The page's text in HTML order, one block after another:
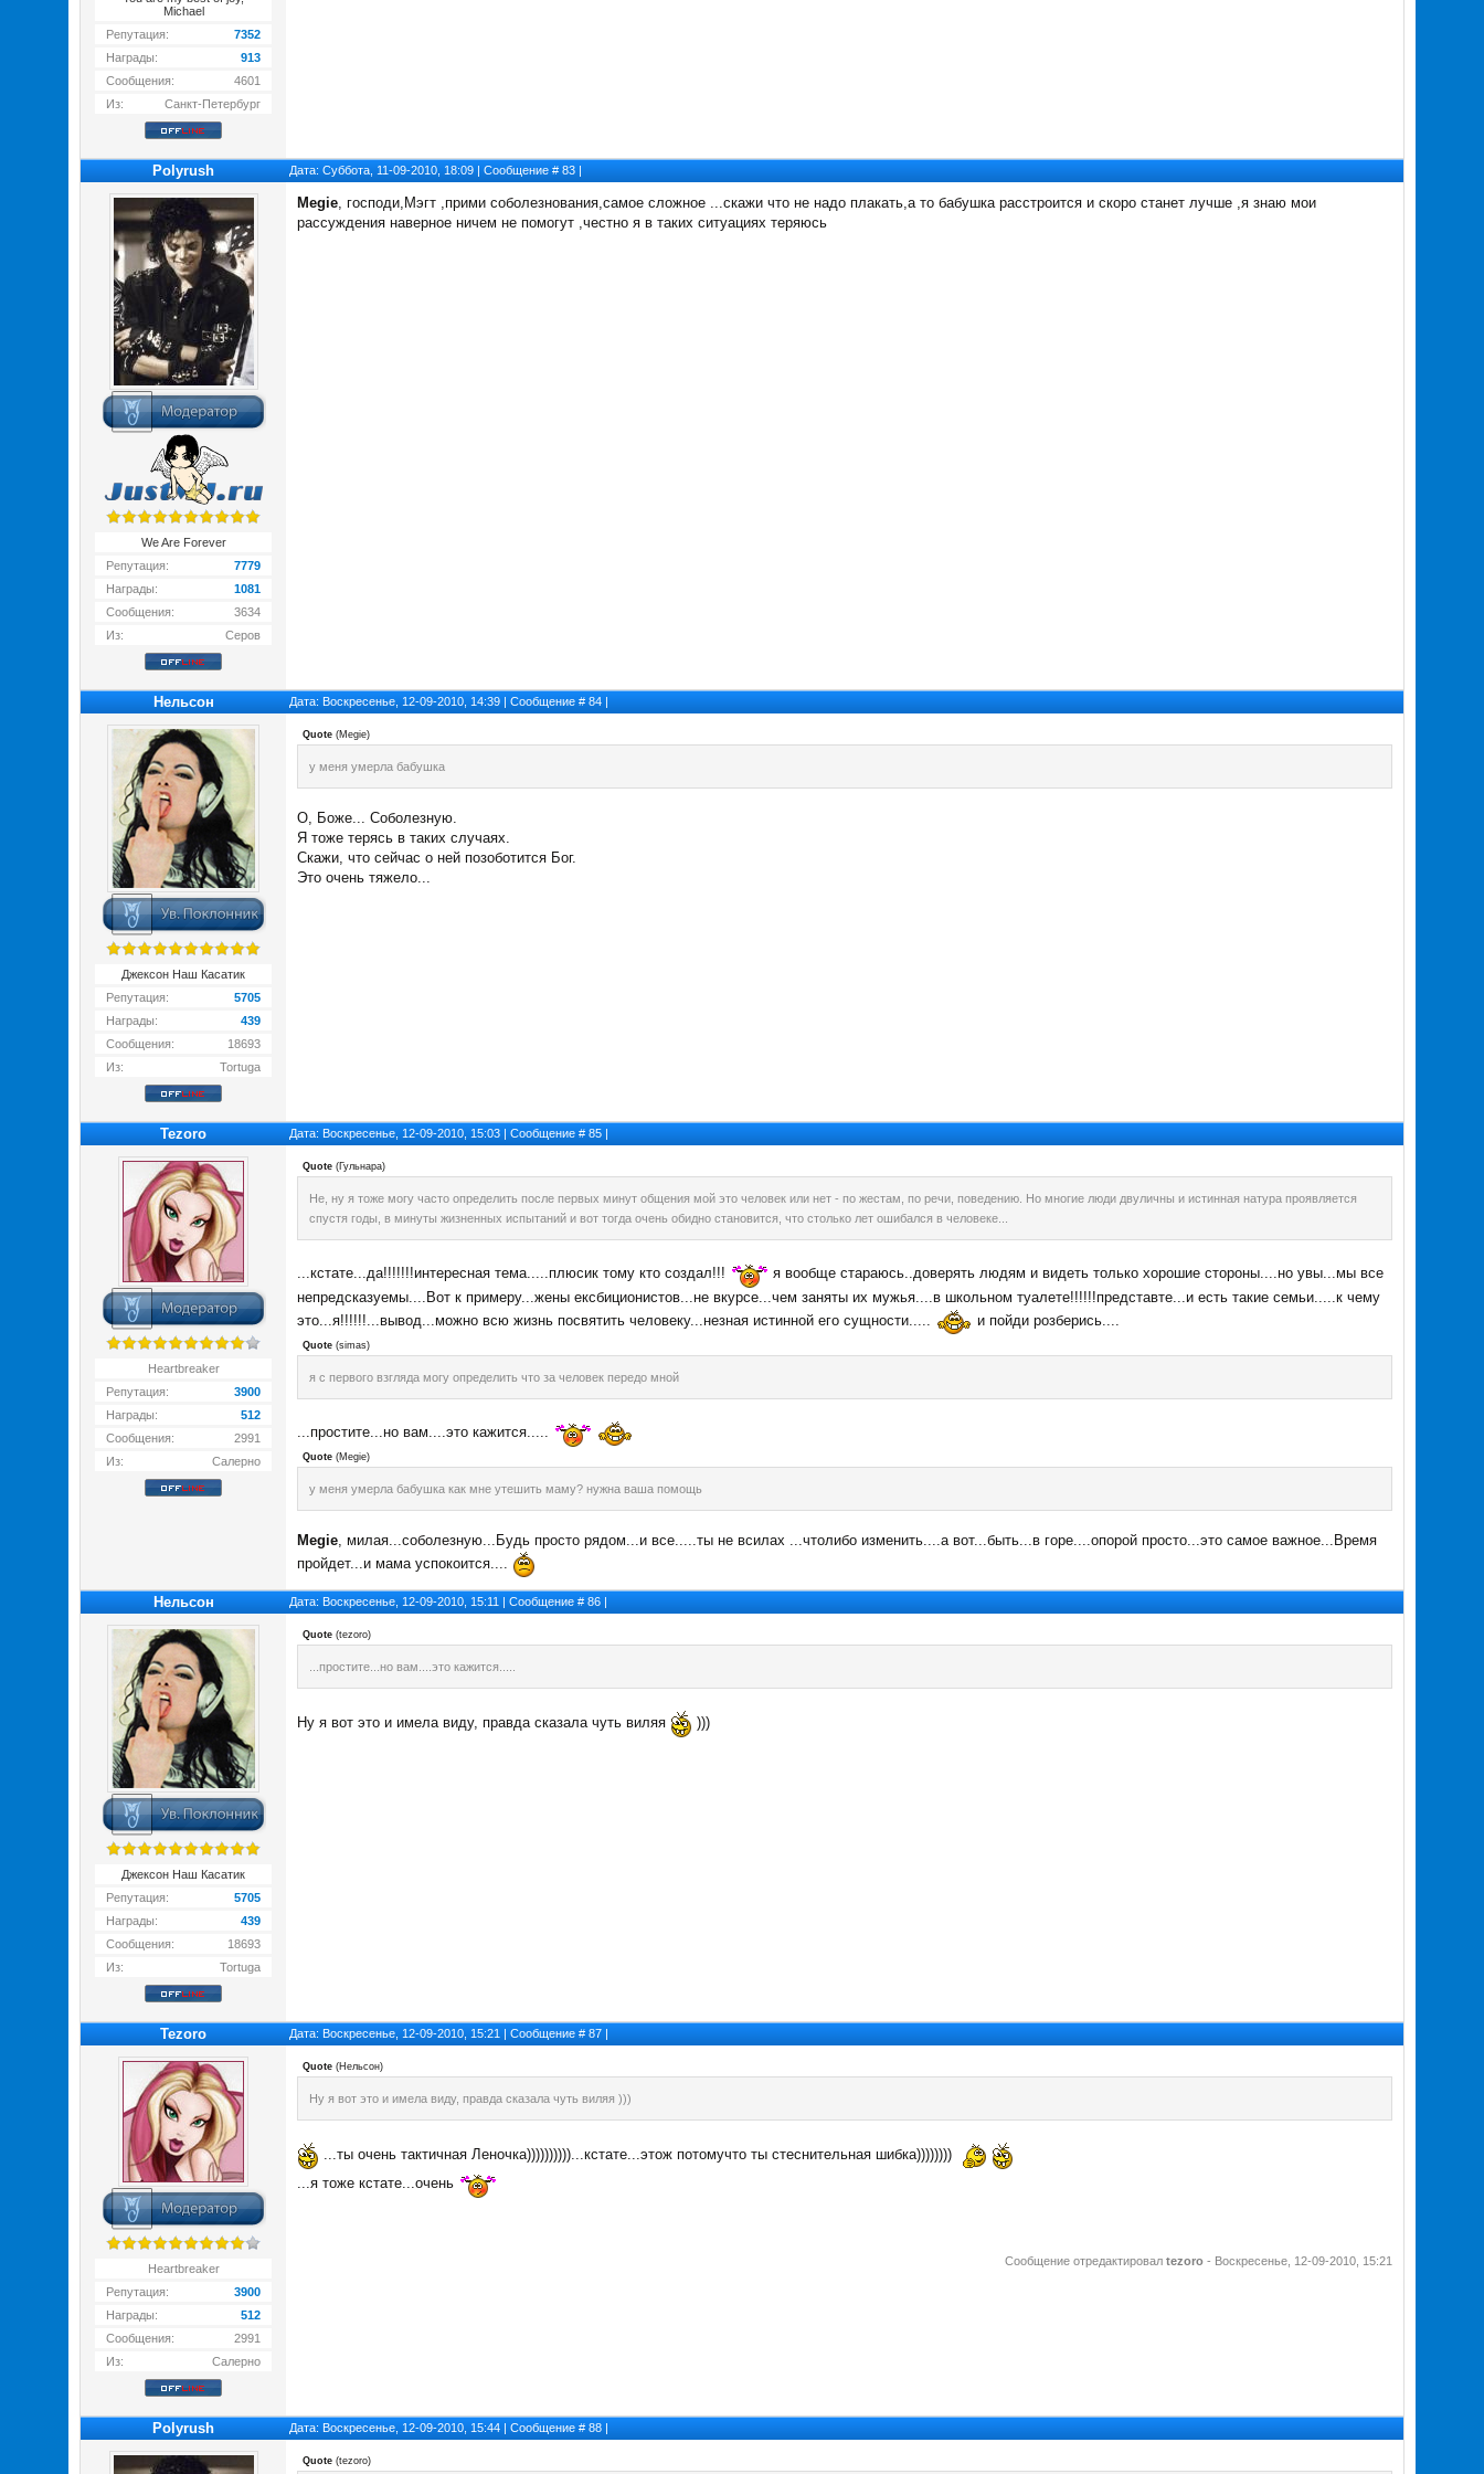
Michael
Репутация:
7352
Награды:
913
Сообщения:
4601
Из:
Санкт-Петербург
Polyrush Дата: Суббота, 11-09-2010, 18:09 | Сообщение # 83 |
We Are Forever
Репутация:
7779
Награды:
1081
Сообщения:
3634
Из:
Серов
Megie, господи,Мэгт ,прими соболезнования,самое сложное ...скажи что не надо плакать,а то бабушка расстроится и скоро станет лучше ,я знаю мои
рассуждения наверное ничем не помогут ,честно я в таких ситуациях теряюсь
Нельсон Дата: Воскресенье, 12-09-2010, 14:39 | Сообщение # 84 |
Джексон Наш Касатик
Репутация:
5705
Награды:
439
Сообщения:
18693
Из:
Tortuga
Quote (Megie)
у меня умерла бабушка
О, Боже... Соболезную.
Я тоже терясь в таких случаях.
Скажи, что сейчас о ней позоботится Бог.
Это очень тяжело...
Tezoro Дата: Воскресенье, 12-09-2010, 15:03 | Сообщение # 85 |
Heartbreaker
Репутация:
3900
Награды:
512
Сообщения:
2991
Из:
Салерно
Quote (Гульнара)
Не, ну я тоже могу часто определить после первых минут общения мой это человек или нет - по жестам, по речи, поведению. Но многие люди двуличны и истинная натура проявляется
спустя годы, в минуты жизненных испытаний и вот тогда очень обидно становится, что столько лет ошибался в человеке...
...кстате...да!!!!!!!интересная тема.....плюсик тому кто создал!!!
я вообще стараюсь..доверять людям и видеть только хорошие стороны....но увы...мы все
непредсказуемы....Вот к примеру...жены ексбиционистов...не вкурсе...чем заняты их мужья....в школьном туалете!!!!!!представте...и есть такие семьи.....к чему
это...я!!!!!!...вывод...можно всю жизнь посвятить человеку...незная истинной его сущности.....
и пойди розберись....
Quote (simas)
я с первого взгляда могу определить что за человек передо мной
...простите...но вам....это кажится.....
Quote (Megie)
у меня умерла бабушка как мне утешить маму? нужна ваша помощь
Megie, милая...соболезную...Будь просто рядом...и все.....ты не всилах ...чтолибо изменить....а вот...быть...в горе....опорой просто...это самое важное...Время
пройдет...и мама успокоится....
Нельсон Дата: Воскресенье, 12-09-2010, 15:11 | Сообщение # 86 |
Джексон Наш Касатик
Репутация:
5705
Награды:
439
Сообщения:
18693
Из:
Tortuga
Quote (tezoro)
...простите...но вам....это кажится.....
Ну я вот это и имела виду, правда сказала чуть виляя )))
Tezoro Дата: Воскресенье, 12-09-2010, 15:21 | Сообщение # 87 |
Heartbreaker
Репутация:
3900
Награды:
512
Сообщения:
2991
Из:
Салерно
Quote (Нельсон)
Ну я вот это и имела виду, правда сказала чуть виляя )))
...ты очень тактичная Леночка))))))))))...кстате...этож потомучто ты стеснительная шибка))))))))
...я тоже кстате...очень
Сообщение отредактировал tezoro - Воскресенье, 12-09-2010, 15:21
Polyrush Дата: Воскресенье, 12-09-2010, 15:44 | Сообщение # 88 |
Quote (tezoro)